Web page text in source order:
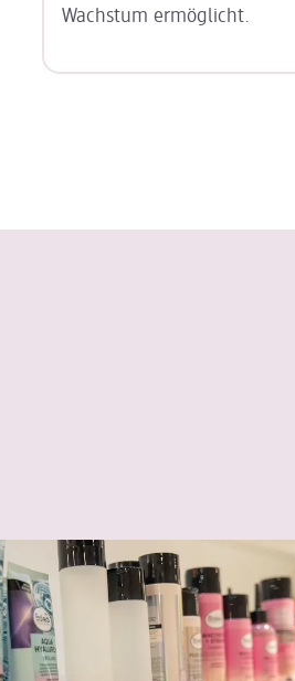
Wachstum ermöglicht.